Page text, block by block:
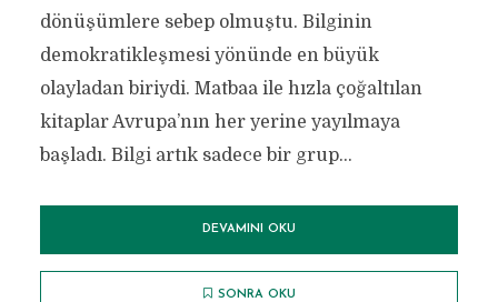
dönüşümlere sebep olmuştu. Bilginin
demokratikleşmesi yönünde en büyük
olayladan biriydi. Matbaa ile hızla çoğaltılan
kitaplar Avrupa’nın her yerine yayılmaya
başladı. Bilgi artık sadece bir grup...
DEVAMINI OKU
SONRA OKU